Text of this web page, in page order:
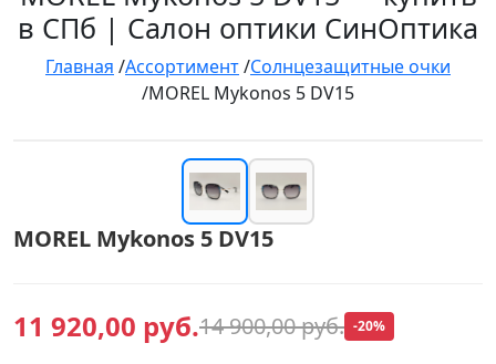
в СПб | Салон оптики СинОптика
Главная /Ассортимент/Солнцезащитные очки
/MOREL Mykonos 5 DV15
MOREL Mykonos 5 DV15
11 920,00 руб.14 900,00 руб. -20%